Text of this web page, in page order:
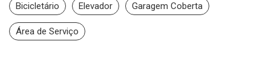
Bicicletário Elevador Garagem Coberta
Área de Serviço